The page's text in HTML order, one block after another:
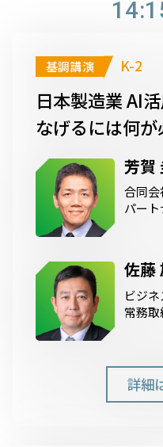
基調講演 K-2
日本製造業 AI
なげるには何が
芳賀
合同
パート
佐藤
ビジ
常務
詳細